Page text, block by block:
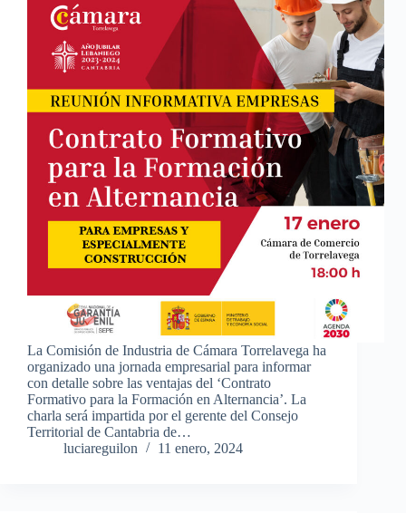
La Comisión de Industria de Cámara Torrelavega ha
organizado una jornada empresarial para informar
con detalle sobre las ventajas del ‘Contrato
Formativo para la Formación en Alternancia’. La
charla será impartida por el gerente del Consejo
Territorial de Cantabria de…
luciareguilon
11 enero, 2024